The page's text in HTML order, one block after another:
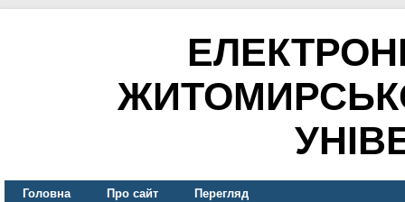
Головна Про сайт Перегляд